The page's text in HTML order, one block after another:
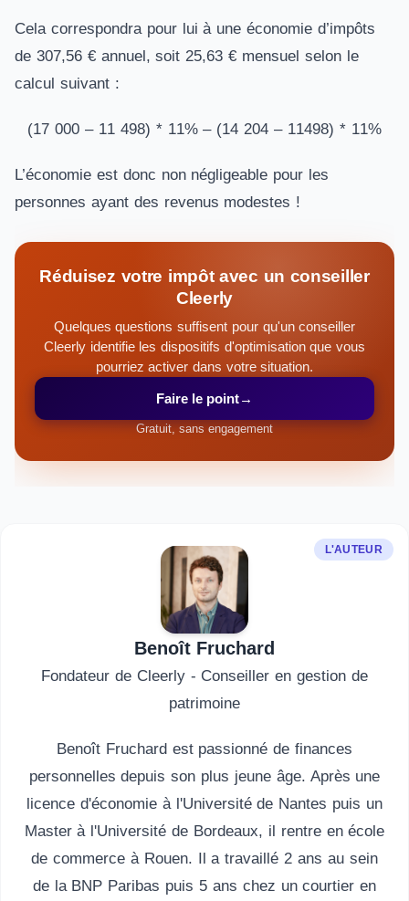
Cela correspondra pour lui à une économie d’impôts
de 307,56 € annuel, soit 25,63 € mensuel selon le
calcul suivant :
(17 000 – 11 498) * 11% – (14 204 – 11498) * 11%
L’économie est donc non négligeable pour les
personnes ayant des revenus modestes !
Réduisez votre impôt avec un conseiller
Cleerly
Quelques questions suffisent pour qu'un conseiller
Cleerly identifie les dispositifs d'optimisation que vous
pourriez activer dans votre situation.
Faire le point→
Gratuit, sans engagement
L'AUTEUR
Benoît Fruchard
Fondateur de Cleerly - Conseiller en gestion de
patrimoine
Benoît Fruchard est passionné de finances
personnelles depuis son plus jeune âge. Après une
licence d'économie à l'Université de Nantes puis un
Master à l'Université de Bordeaux, il rentre en école
de commerce à Rouen. Il a travaillé 2 ans au sein
de la BNP Paribas puis 5 ans chez un courtier en